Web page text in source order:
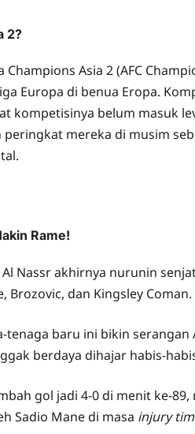
2?
Champions Asia 2 (AFC
Europa di benua Eropa.
kompetisinya belum masuk
mereka di musim
Rame!
Nassr akhirnya nurunin
Brozovic, dan Kingsley Coman.
tenaga baru ini bikin
berdaya dihajar habis-
gol jadi 4-0 di menit ke-
Sadio Mane di masa injury